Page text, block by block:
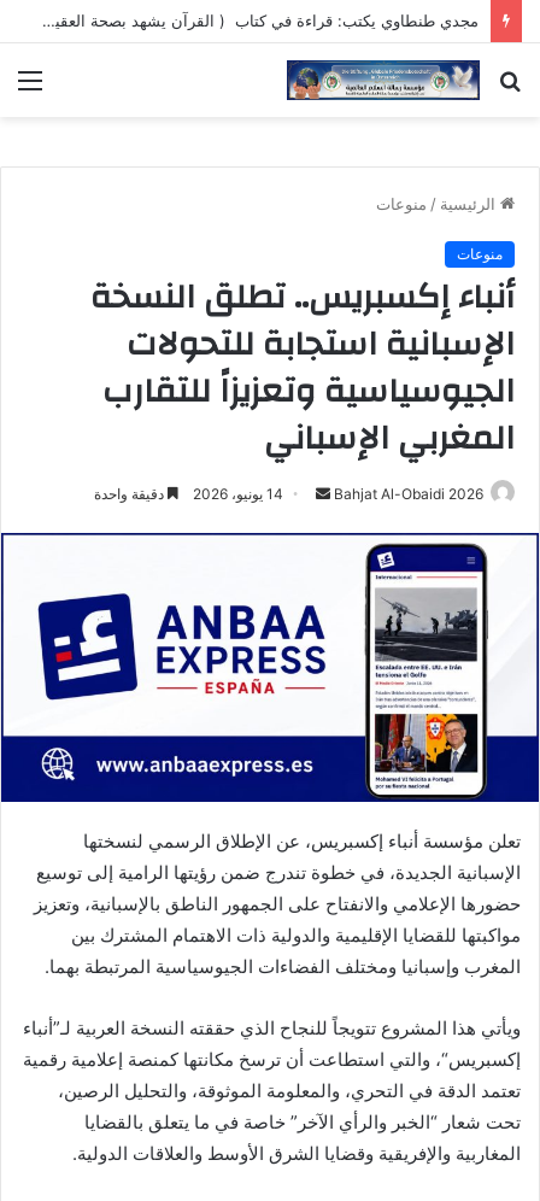
مجدي طنطاوي يكتب: قراءة في كتاب ( القرآن يشهد بصحة العقيدة المسيحية )
بحث
الرئيسية / منوعات
منوعات
أنباء إكسبريس.. تطلق النسخة
الإسبانية استجابة للتحولات
الجيوسياسية وتعزيزاً للتقارب
المغربي الإسباني
Bahjat Al-Obaidi 2026
أرسل 14 يونيو، 2026 دقيقة واحدة
تعلن مؤسسة أنباء إكسبريس، عن الإطلاق الرسمي لنسختها
الإسبانية الجديدة، في خطوة تندرج ضمن رؤيتها الرامية إلى توسيع
حضورها الإعلامي والانفتاح على الجمهور الناطق بالإسبانية، وتعزيز
مواكبتها للقضايا الإقليمية والدولية ذات الاهتمام المشترك بين
المغرب وإسبانيا ومختلف الفضاءات الجيوسياسية المرتبطة بهما.
ويأتي هذا المشروع تتويجاً للنجاح الذي حققته النسخة العربية لـ”أنباء
إكسبريس“، والتي استطاعت أن ترسخ مكانتها كمنصة إعلامية رقمية
تعتمد الدقة في التحري، والمعلومة الموثوقة، والتحليل الرصين،
تحت شعار “الخبر والرأي الآخر” خاصة في ما يتعلق بالقضايا
المغاربية والإفريقية وقضايا الشرق الأوسط والعلاقات الدولية.